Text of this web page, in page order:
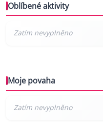
Oblíbené aktivity
Moje povaha